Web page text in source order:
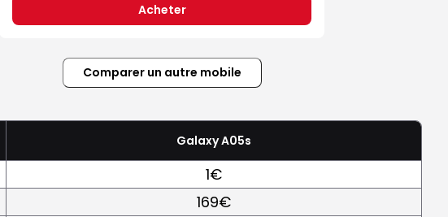
Acheter
Comparer un autre mobile
Galaxy A05s
1€
169€